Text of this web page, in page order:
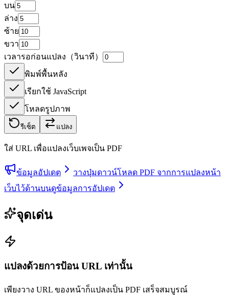
บน
ล่าง
ซ้าย
ขวา
เวลารอก่อนแปลง（วินาที）
พิมพ์พื้นหลัง
เรียกใช้ JavaScript
โหลดรูปภาพ
รีเซ็ต แปลง
ใส่ URL เพื่อแปลงเว็บเพจเป็น PDF
ข้อมูลอัปเดต
วางปุ่มดาวน์โหลด PDF จากการแปลงหน้า
เว็บไว้ด้านบนดูข้อมูลการอัปเดต
จุดเด่น
แปลงด้วยการป้อน URL เท่านั้น
เพียงวาง URL ของหน้าก็แปลงเป็น PDF เสร็จสมบูรณ์